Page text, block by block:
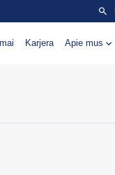
Karjera Apie mus